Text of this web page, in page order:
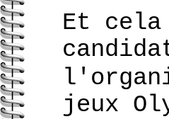
Et
jeux